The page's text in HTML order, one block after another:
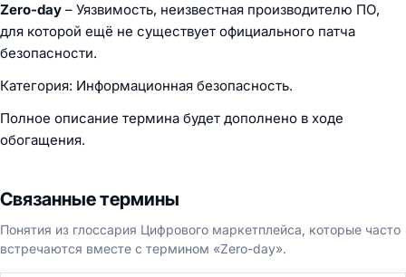
Zero-day – Уязвимость, неизвестная производителю ПО,
для которой ещё не существует официального патча
безопасности.
Категория: Информационная безопасность.
Полное описание термина будет дополнено в ходе
обогащения.
Связанные термины
Понятия из глоссария Цифрового маркетплейса, которые часто
встречаются вместе с термином «Zero-day».